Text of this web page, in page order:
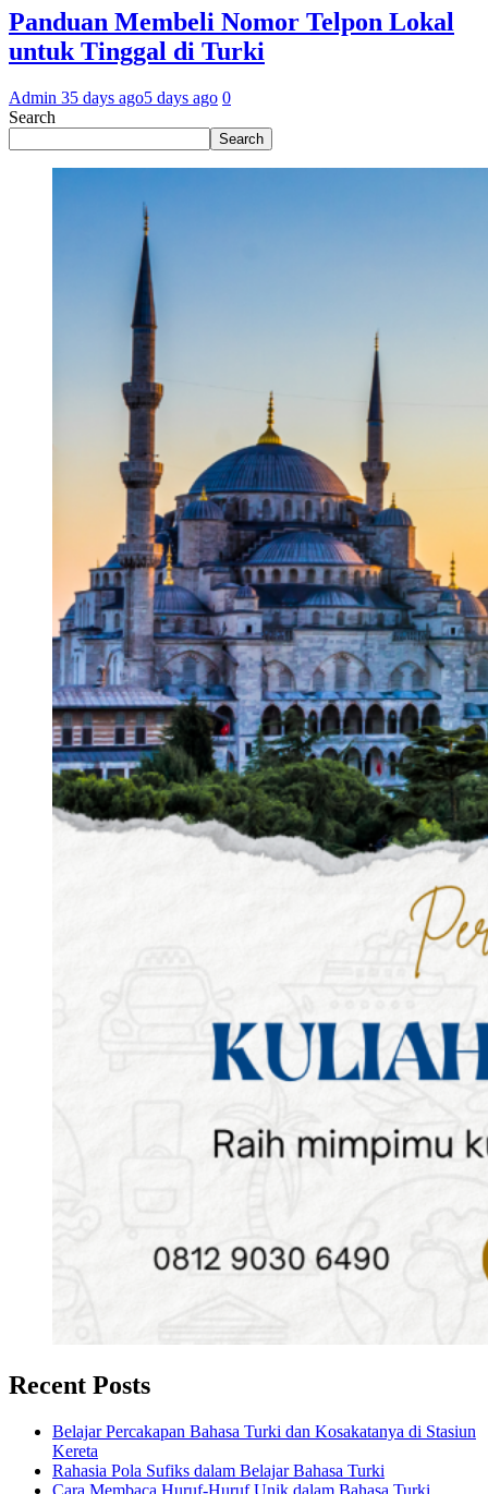
Panduan Membeli Nomor Telpon Lokal
untuk Tinggal di Turki
Admin 35 days ago5 days ago 0
Search
Search
Recent Posts
Belajar Percakapan Bahasa Turki dan Kosakatanya di Stasiun
Kereta
Rahasia Pola Sufiks dalam Belajar Bahasa Turki
Cara Membaca Huruf-Huruf Unik dalam Bahasa Turki